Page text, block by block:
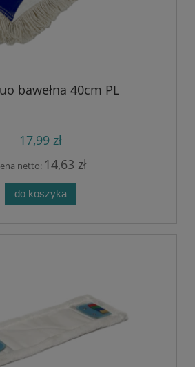
bawełna 40cm PL
17,99 zł
netto: 14,63 zł
do koszyka